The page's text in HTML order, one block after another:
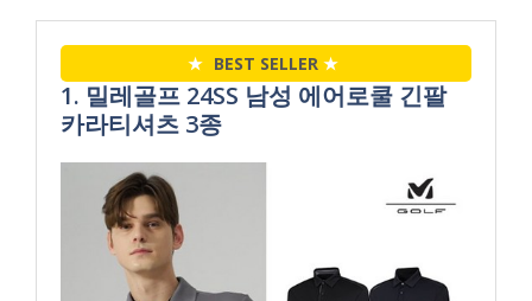
★ BEST SELLER ★
1. 밀레골프 24SS 남성 에어로쿨 긴팔
카라티셔츠 3종